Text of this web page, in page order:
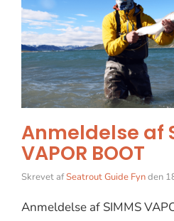
Anmeldelse af
VAPOR BOOT
Skrevet afSeatrout Guide Fynden
Anmeldelse af SIMMS